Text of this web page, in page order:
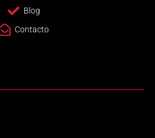
Blog
Contacto